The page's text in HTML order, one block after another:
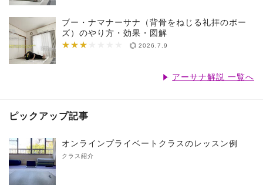
ブー・ナマナーサナ（背骨をねじる礼拝のポー
ズ）のやり方・効果・図解
★★★
★★★★★★★ 2026.7.9
アーサナ解説 一覧へ
ピックアップ記事
オンラインプライベートクラスのレッスン例
クラス紹介